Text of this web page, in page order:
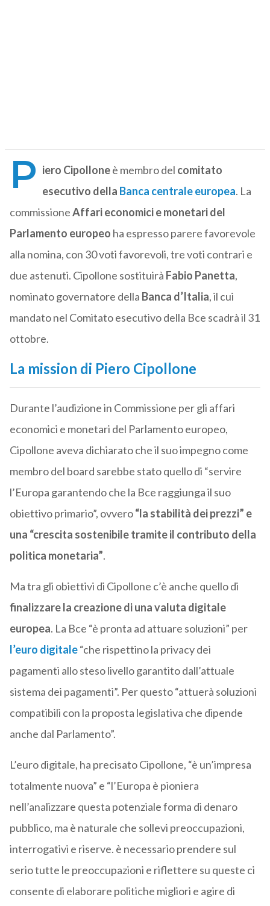
P iero Cipolloneè membro del comitato
esecutivo della Banca centrale europea. La
commissioneAffari economici e monetari del
Parlamento europeo ha espresso parere favorevole
alla nomina, con 30 voti favorevoli, tre voti contrari e
due astenuti. Cipollone sostituirà Fabio Panetta,
nominato governatore della Banca d’Italia, il cui
mandato nel Comitato esecutivo della Bce scadrà il 31
ottobre.
La mission di Piero Cipollone
Durante l’audizione in Commissione per gli affari
economici e monetari del Parlamento europeo,
Cipollone aveva dichiarato che il suo impegno come
membro del board sarebbe stato quello di “servire
l’Europa garantendo che la Bce raggiunga il suo
obiettivo primario”, ovvero“la stabilità dei prezzi” e
una “crescita sostenibile tramite il contributo della
politica monetaria”.
Ma tra gli obiettivi di Cipollone c’è anche quello di
finalizzare la creazione di una valuta digitale
europea. La Bce “è pronta ad attuare soluzioni” per
l’euro digitale“che rispettino la privacy dei
pagamenti allo steso livello garantito dall’attuale
sistema dei pagamenti”. Per questo “attuerà soluzioni
compatibili con la proposta legislativa che dipende
anche dal Parlamento”.
L’euro digitale, ha precisato Cipollone, “è un’impresa
totalmente nuova” e “l’Europa è pioniera
nell’analizzare questa potenziale forma di denaro
pubblico, ma è naturale che sollevi preoccupazioni,
interrogativi e riserve. è necessario prendere sul
serio tutte le preoccupazioni e riflettere su queste ci
consente di elaborare politiche migliori e agire di